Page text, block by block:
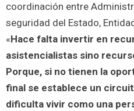
coordinación entre
seguridad del Estado,
«Hace falta invertir en
asistencialistas sino
Porque, si no tienen la
final se establece un
dificulta vivir como una